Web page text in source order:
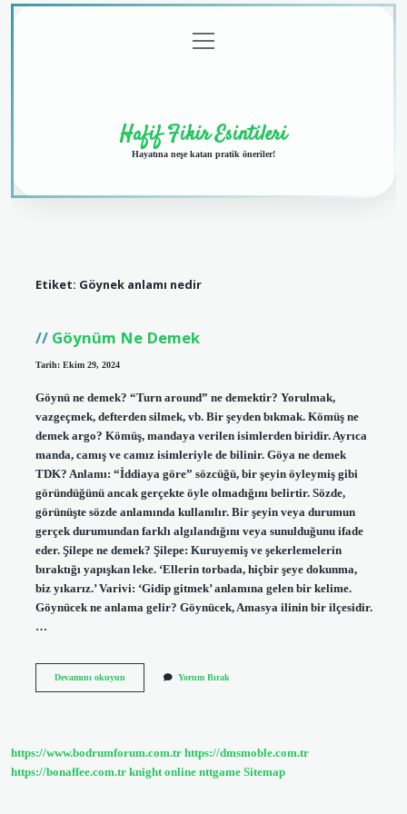
menüyü
aç
Hafif Fikir Esintileri
Hayatına neşe katan pratik öneriler!
Etiket: Göynek anlamı nedir
Göynüm Ne Demek
Tarih: Ekim 29, 2024
Göynü ne demek? “Turn around” ne demektir? Yorulmak,
vazgeçmek, defterden silmek, vb. Bir şeyden bıkmak. Kömüş ne
demek argo? Kömüş, mandaya verilen isimlerden biridir. Ayrıca
manda, camış ve camız isimleriyle de bilinir. Göya ne demek
TDK? Anlamı: “İddiaya göre” sözcüğü, bir şeyin öyleymiş gibi
göründüğünü ancak gerçekte öyle olmadığını belirtir. Sözde,
görünüşte sözde anlamında kullanılır. Bir şeyin veya durumun
gerçek durumundan farklı algılandığını veya sunulduğunu ifade
eder. Şilepe ne demek? Şilepe: Kuruyemiş ve şekerlemelerin
bıraktığı yapışkan leke. ‘Ellerin torbada, hiçbir şeye dokunma,
biz yıkarız.’ Varivi: ‘Gidip gitmek’ anlamına gelen bir kelime.
Göynücek ne anlama gelir? Göynücek, Amasya ilinin bir ilçesidir.
…
Devamını okuyunGöynüm
Yorum Bırak
https://www.bodrumforum.com.tr https://dmsmoble.com.tr
https://bonaffee.com.tr knight online nttgame Sitemap